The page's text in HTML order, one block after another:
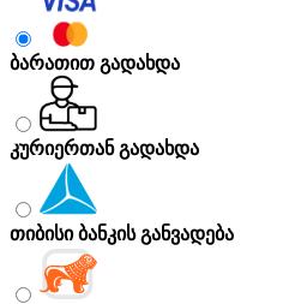
ბარათით გადახდა
კურიერთან გადახდა
თიბისი ბანკის განვადება